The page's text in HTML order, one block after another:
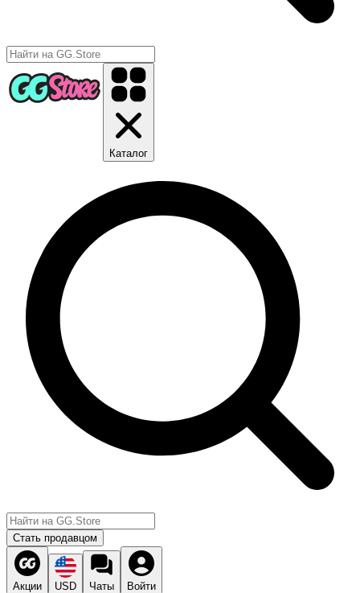
Каталог
Стать продавцом
Акции USD Чаты Войти